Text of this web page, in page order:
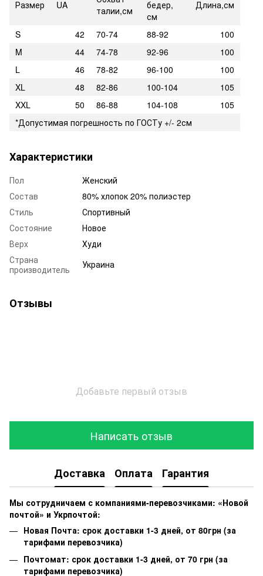
Размер UA
талии,см
бедер,
см
Длина,см
S 42 70-74 88-92
100
M
44 74-78 92-96
100
L
46 78-82 96-100
100
XL
48 82-86 100-104
105
XXL
50 86-88 104-108
105
*Допустимая погрешность по ГОСТу +/- 2см
Характеристики
Пол
Женский
Состав
80% хлопок 20% полиэстер
Стиль
Спортивный
Состояние
Новое
Верх
Худи
Страна
производитель
Украина
Отзывы
Добавьте первый отзыв
Написать отзыв
Доставка Оплата Гарантия
Мы сотрудничаем с компаниями-перевозчиками: «Новой
почтой» и Укрпочтой:
Новая Почта: срок доставки 1-3 дней, от 80грн (за
тарифами перевозчика)
Почтомат: срок доставки 1-3 дней, от 70 грн (за
тарифами перевозчика)